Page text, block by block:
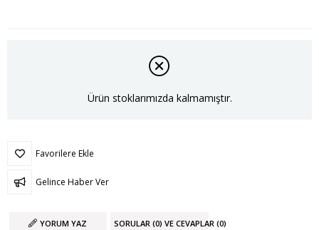
Ürün stoklarımızda kalmamıştır.
Favorilere Ekle
Gelince Haber Ver
YORUM YAZ SORULAR (0) VE CEVAPLAR (0)